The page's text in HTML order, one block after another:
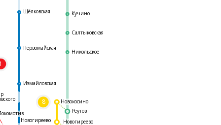
8
Кучино
Салтыковская
Никольское
Реутов
Измайловская
Первомайская
Щёлковская
Новогиреево
Новогиреево
Новокосино